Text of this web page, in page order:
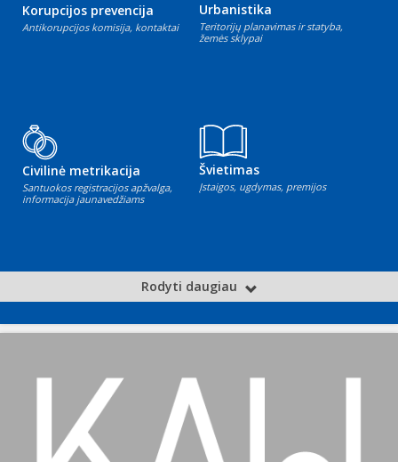
Korupcijos prevencija
Antikorupcijos komisija, kontaktai
Urbanistika
Teritorijų planavimas ir statyba,
žemės sklypai
Civilinė metrikacija
Santuokos registracijos apžvalga,
informacija jaunavedžiams
Švietimas
Įstaigos, ugdymas, premijos
Rodyti daugiau